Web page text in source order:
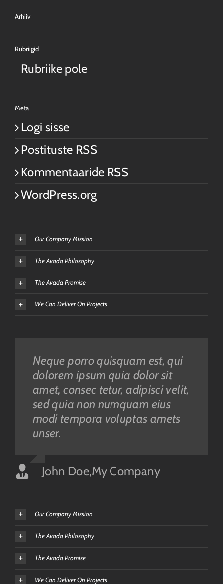
Arhiiv
Rubriigid
Rubriike pole
Meta
Logi sisse
Postituste RSS
Kommentaaride RSS
WordPress.org
Our Company Mission
The Avada Philosophy
The Avada Promise
We Can Deliver On Projects
Neque porro quisquam est, qui
dolorem ipsum quia dolor sit
amet, consec tetur, adipisci velit,
sed quia non numquam eius
modi tempora voluptas amets
unser.
John Doe,My Company
Aliquam erat volutpat. Quisque
at est id ligula facilisis laoreet
eget pulvinar nibh. Suspendisse
at ultrices dui. Curabitur ac felis
arcu sadips ipsums fugiats
nemis.
Luke Beck,Theme Fusion
Our Company Mission
The Avada Philosophy
The Avada Promise
We Can Deliver On Projects